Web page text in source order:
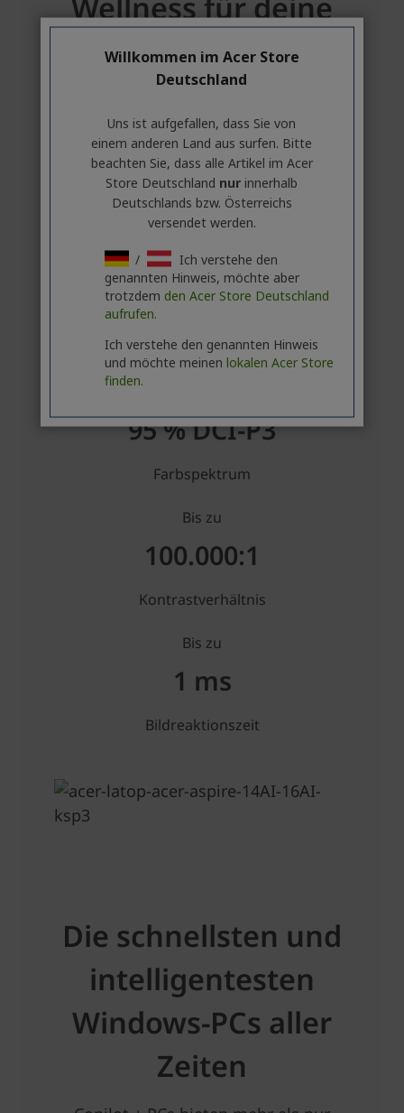
Willkommen im Acer Store
Deutschland
Uns ist aufgefallen, dass Sie von
einem anderen Land aus surfen. Bitte
beachten Sie, dass alle Artikel im Acer
Store Deutschland nur innerhalb
Deutschlands bzw. Österreichs
versendet werden.
/
Ich verstehe den
genannten Hinweis, möchte aber
trotzdem den Acer Store Deutschland
aufrufen.
Ich verstehe den genannten Hinweis
und möchte meinen lokalen Acer Store
finden.